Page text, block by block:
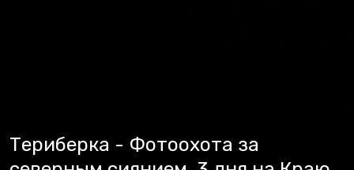
Териберка - Фотоохота за